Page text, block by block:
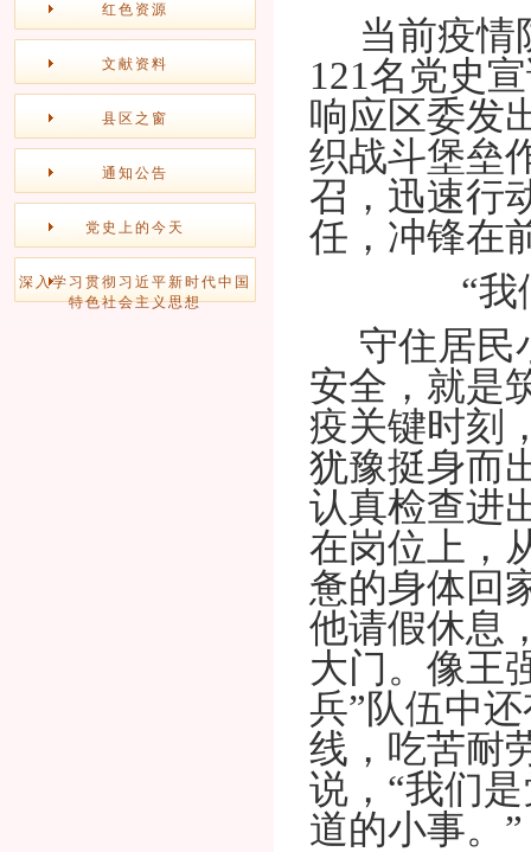
红色资源
文献资料
县区之窗
通知公告
党史上的今天
深入学习贯彻习近平新时代中国
特色社会主义思想
当前疫情
121名党史
响应区委发
织战斗堡垒
召，迅速行
任，冲锋在
“我
守住居民
安全，就是
疫关键时刻
犹豫挺身而
认真检查进
在岗位上，
惫的身体回
他请假休息
大门。像王
兵”队伍中还
线，吃苦耐
说，“我们
道的小事。”